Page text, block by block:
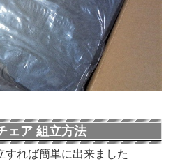
ェア 組立方法
すれば簡単に出来ました